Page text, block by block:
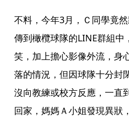
不料，今年3月，Ｃ同學竟
傳到橄欖球隊的LINE群組中
笑，加上擔心影像外流，身
落的情況，但因球隊十分封
沒向教練或校方反應，一直
回家，媽媽Ａ小姐發現異狀